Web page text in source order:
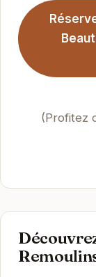
(Profitez